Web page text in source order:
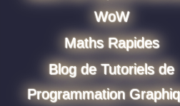
WoW
Maths Rapides
Blog de Tutoriels de
Programmation